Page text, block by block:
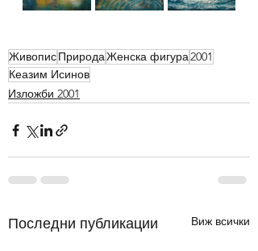
ЖивописПриродаЖенска фигура2001
Кеазим Исинов
Изложби 2001
Последни публикации Виж всички